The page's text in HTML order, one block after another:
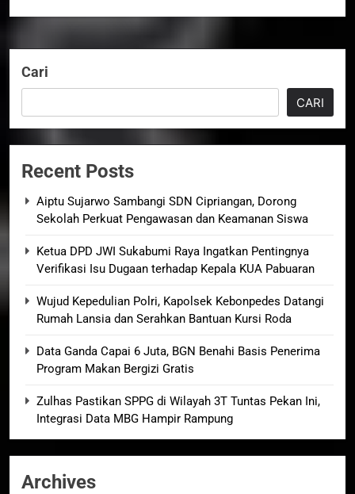
Cari
CARI
Recent Posts
Aiptu Sujarwo Sambangi SDN Cipriangan, Dorong
Sekolah Perkuat Pengawasan dan Keamanan Siswa
Ketua DPD JWI Sukabumi Raya Ingatkan Pentingnya
Verifikasi Isu Dugaan terhadap Kepala KUA Pabuaran
Wujud Kepedulian Polri, Kapolsek Kebonpedes Datangi
Rumah Lansia dan Serahkan Bantuan Kursi Roda
Data Ganda Capai 6 Juta, BGN Benahi Basis Penerima
Program Makan Bergizi Gratis
Zulhas Pastikan SPPG di Wilayah 3T Tuntas Pekan Ini,
Integrasi Data MBG Hampir Rampung
Archives